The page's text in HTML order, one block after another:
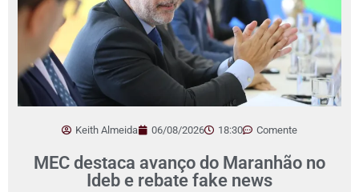
Keith Almeida 06/08/2026 18:30 Comente
MEC destaca avanço do Maranhão no
Ideb e rebate fake news